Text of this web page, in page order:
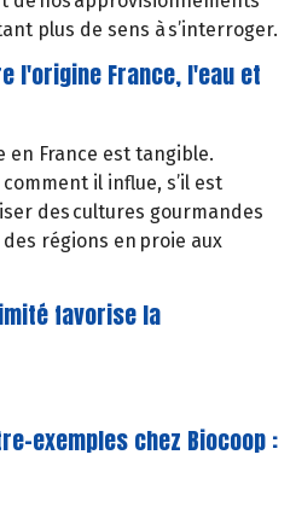
plus de sens à s’interroger.
l'origine France, l'eau et
en France est tangible.
il influe, s’il est
des cultures gourmandes
régions en proie aux
favorise la
exemples chez Biocoop :